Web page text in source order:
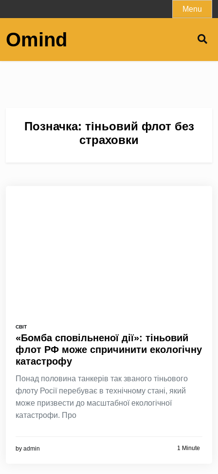
to
Menu
Omind
Позначка: тіньовий флот без
страховки
СВІТ
«Бомба сповільненої дії»: тіньовий
флот РФ може спричинити екологічну
катастрофу
Понад половина танкерів так званого тіньового
флоту Росії перебуває в технічному стані, який
може призвести до масштабної екологічної
катастрофи. Про
by admin 1 Minute